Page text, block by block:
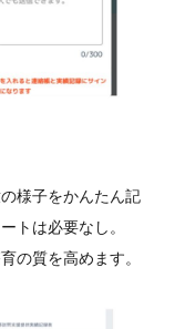
様子をかんたん記
トは必要なし。
の質を高めます。